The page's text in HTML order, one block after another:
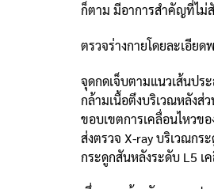
ก็ตาม มีอาการสำคัญที่ไม่
ตรวจร่างกายโดยละเอียด
จุดกดเจ็บตามแนวเส้นปร
กล้ามเนื้อตึงบริเวณหลังส่
ขอบเขตการเคลื่อนไหวขอ
ส่งตรวจ X-ray บริเวณกร
กระดูกสันหลังระดับ L5 เ